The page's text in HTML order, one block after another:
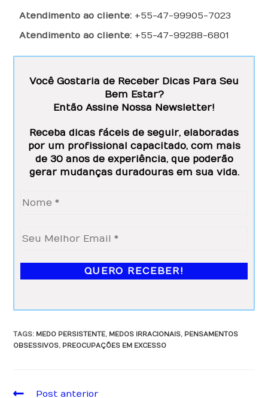
Atendimento ao cliente: +55-47-99905-7023
Atendimento ao cliente: +55-47-99288-6801
Você Gostaria de Receber Dicas Para Seu
Bem Estar?
Então Assine Nossa Newsletter!
Receba dicas fáceis de seguir, elaboradas
por um profissional capacitado, com mais
de 30 anos de experiência, que poderão
gerar mudanças duradouras em sua vida.
TAGS: MEDO PERSISTENTE, MEDOS IRRACIONAIS, PENSAMENTOS
OBSESSIVOS, PREOCUPAÇÕES EM EXCESSO
Post anterior